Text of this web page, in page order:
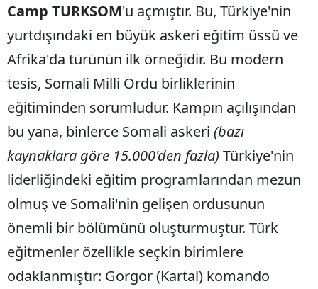
Camp TURKSOM'u açmıştır. Bu, Türkiye'nin
yurtdışındaki en büyük askeri eğitim üssü ve
Afrika'da türünün ilk örneğidir. Bu modern
tesis, Somali Milli Ordu birliklerinin
eğitiminden sorumludur. Kampın açılışından
bu yana, binlerce Somali askeri (bazı
kaynaklara göre 15.000'den fazla) Türkiye'nin
liderliğindeki eğitim programlarından mezun
olmuş ve Somali'nin gelişen ordusunun
önemli bir bölümünü oluşturmuştur. Türk
eğitmenler özellikle seçkin birimlere
odaklanmıştır: Gorgor (Kartal) komando